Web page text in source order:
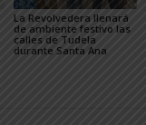
La Revolvedera llenará
de ambiente festivo las
calles de Tudela
durante Santa Ana